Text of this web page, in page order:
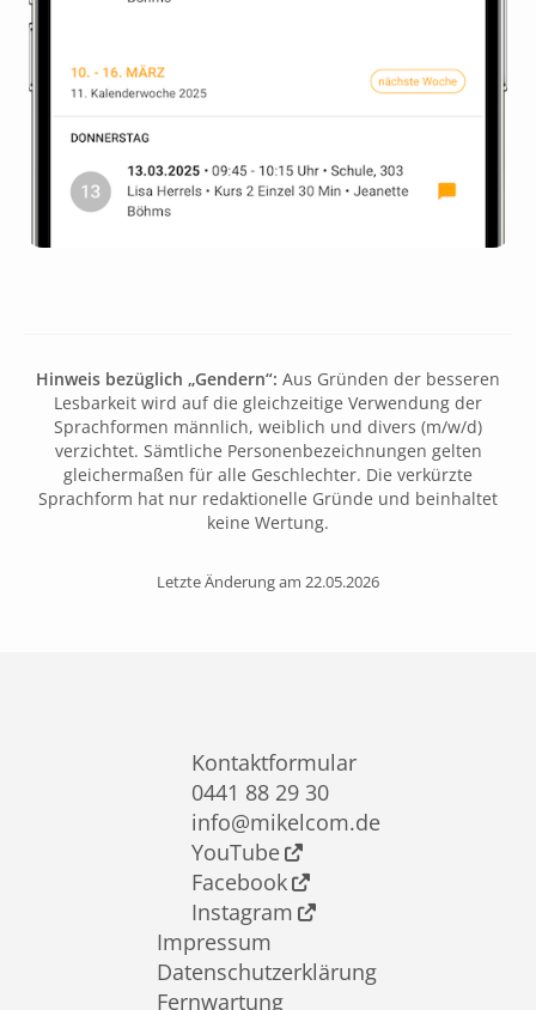
Hinweis bezüglich „Gendern“: Aus Gründen der besseren
Lesbarkeit wird auf die gleichzeitige Verwendung der
Sprachformen männlich, weiblich und divers (m/w/d)
verzichtet. Sämtliche Personenbezeichnungen gelten
gleichermaßen für alle Geschlechter. Die verkürzte
Sprachform hat nur redaktionelle Gründe und beinhaltet
keine Wertung.
Letzte Änderung am 22.05.2026
Kontaktformular
0441 88 29 30
info@mikelcom.de
YouTube
Facebook
Instagram
Impressum
Datenschutzerklärung
Fernwartung